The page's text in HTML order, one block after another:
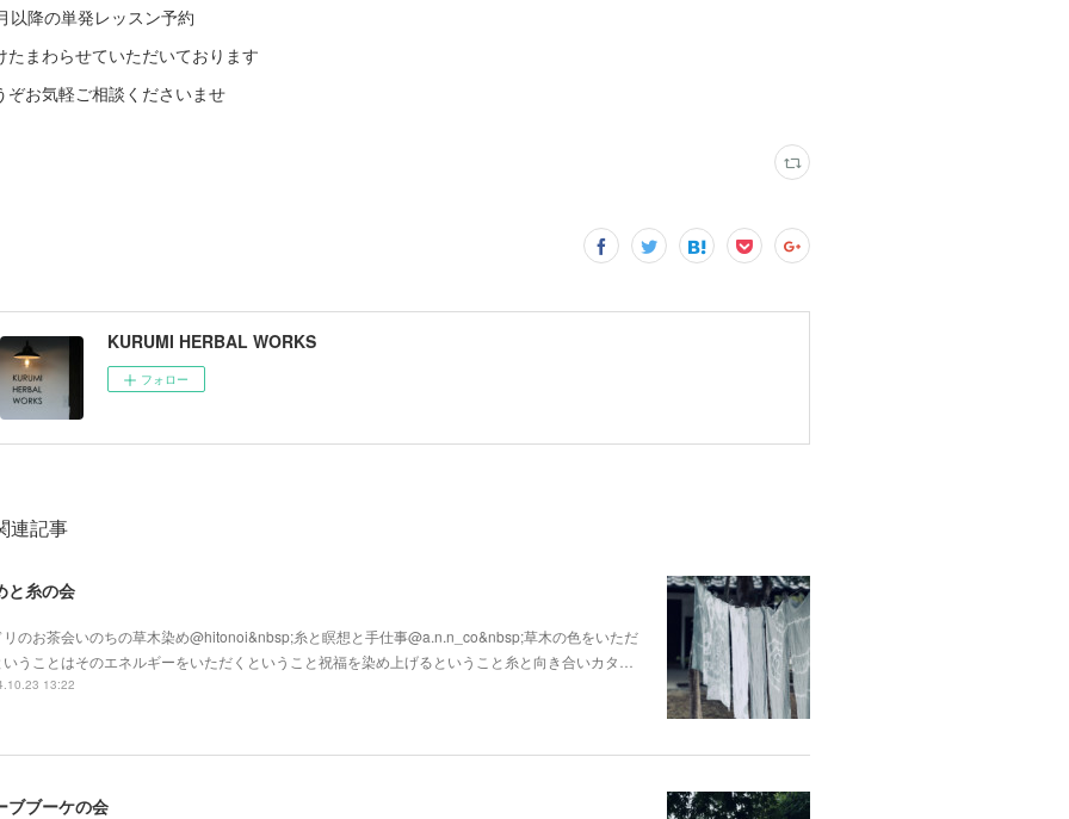
以降の単発レッスン予約
たまわらせていただいております
ぞお気軽ご相談くださいませ
KURUMI HERBAL WORKS
フォロー
連記事
と糸の会
リのお茶会いのちの草木染め@hitonoi&nbsp;糸と瞑想と手仕事@a.n.n_co&nbsp;草木の色をいただ
うことはそのエネルギーをいただくということ祝福を染め上げるということ糸と向き合いカタ…
13:22
ブブーケの会